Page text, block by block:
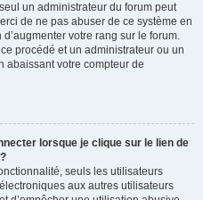
un administrateur du forum peut
de ne pas abuser de ce système en
votre rang sur le forum.
procédé et un administrateur ou un
abaissant votre compteur de
lorsque je clique sur le lien de
seuls les utilisateurs
aux autres utilisateurs